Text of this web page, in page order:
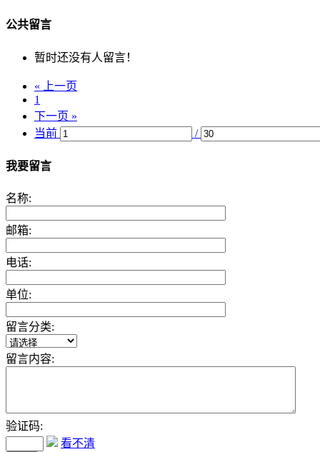
公共留言
暂时还没有人留言！
« 上一页
1
下一页 »
当前
/
我要留言
名称:
邮箱:
电话:
单位:
留言分类:
留言内容:
验证码:
看不清